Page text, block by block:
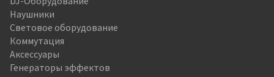
Наушники
Световое оборудование
Коммутация
Аксессуары
Генераторы эффектов